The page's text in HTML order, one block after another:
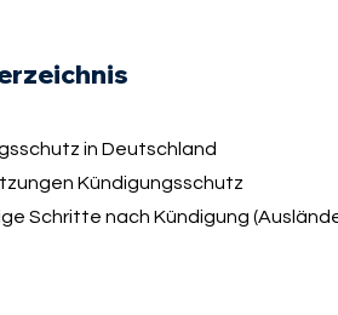
in Deutschland
Kündigungsschutz
Schritte nach Kündigung